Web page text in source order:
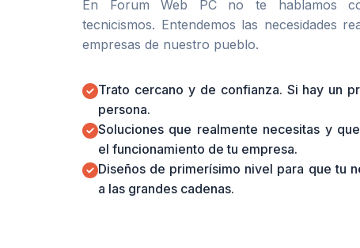
En Forum Web PC no te hablamos
tecnicismos. Entendemos las necesidades
empresas de nuestro pueblo.
Trato cercano y de confianza. Si hay un
persona.
Soluciones que realmente necesitas y
el funcionamiento de tu empresa.
Diseños de primerísimo nivel para que tu
a las grandes cadenas.